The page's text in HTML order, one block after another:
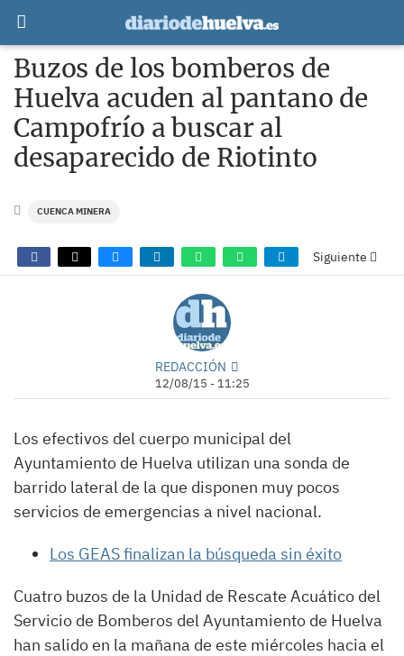
Buzos de los bomberos de
Huelva acuden al pantano de
Campofrío a buscar al
desaparecido de Riotinto
CUENCA MINERA
Siguiente
REDACCIÓN
12/08/15 - 11:25
Los efectivos del cuerpo municipal del
Ayuntamiento de Huelva utilizan una sonda de
barrido lateral de la que disponen muy pocos
servicios de emergencias a nivel nacional.
Los GEAS finalizan la búsqueda sin éxito
Cuatro buzos de la Unidad de Rescate Acuático del
Servicio de Bomberos del Ayuntamiento de Huelva
han salido en la mañana de este miércoles hacia el